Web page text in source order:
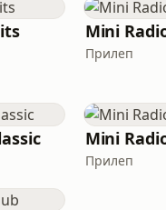
Mini
Прилеп
Mini
Прилеп